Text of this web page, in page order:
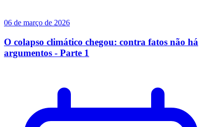
06 de março de 2026
O colapso climático chegou: contra fatos não há
argumentos - Parte 1